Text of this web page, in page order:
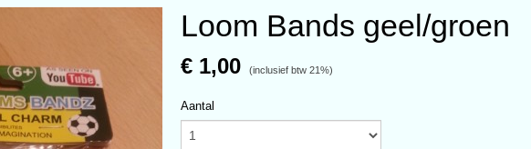
Loom Bands geel/groen
€ 1,00 (inclusief btw 21%)
Aantal